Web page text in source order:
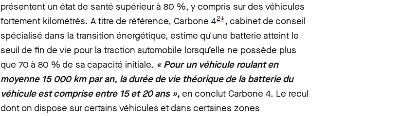
présentent un état de santé supérieur à 80 %, y compris sur des véhicules
fortement kilométrés. A titre de référence, Carbone 42↓, cabinet de conseil
spécialisé dans la transition énergétique, estime qu'une batterie atteint le
seuil de fin de vie pour la traction automobile lorsqu’elle ne possède plus
que 70 à 80 % de sa capacité initiale. « Pour un véhicule roulant en
moyenne 15 000 km par an, la durée de vie théorique de la batterie du
véhicule est comprise entre 15 et 20 ans », en conclut Carbone 4. Le recul
dont on dispose sur certains véhicules et dans certaines zones